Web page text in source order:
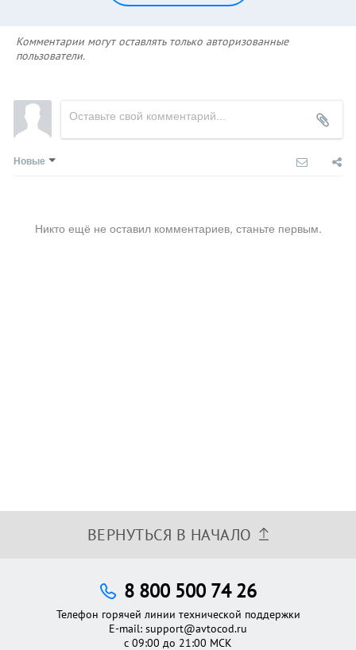
Комментарии могут оставлять только авторизованные
пользователи.
Новые
Никто ещё не оставил комментариев, станьте первым.
ВЕРНУТЬСЯ В НАЧАЛО
8 800 500 74 26
Телефон горячей линии технической поддержки
E-mail: support@avtocod.ru
с 09:00 до 21:00 МСК